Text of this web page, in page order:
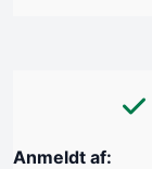
Anmeldt af: